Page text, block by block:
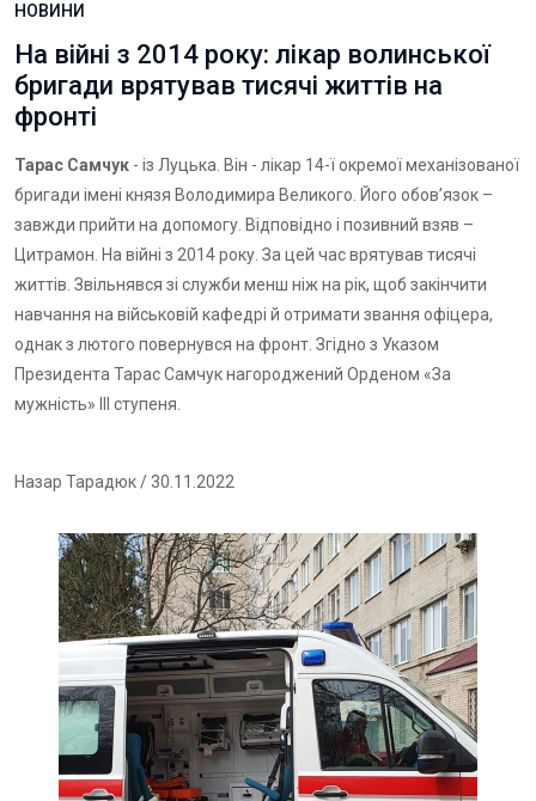
НОВИНИ
На війні з 2014 року: лікар волинської
бригади врятував тисячі життів на
фронті
Тарас Самчук - із Луцька. Він - лікар 14-ї окремої механізованої
бригади імені князя Володимира Великого. Його обов’язок –
завжди прийти на допомогу. Відповідно і позивний взяв –
Цитрамон. На війні з 2014 року. За цей час врятував тисячі
життів. Звільнявся зі служби менш ніж на рік, щоб закінчити
навчання на військовій кафедрі й отримати звання офіцера,
однак з лютого повернувся на фронт. Згідно з Указом
Президента Тарас Самчук нагороджений Орденом «За
мужність» III ступеня.
Назар Тарадюк/ 30.11.2022